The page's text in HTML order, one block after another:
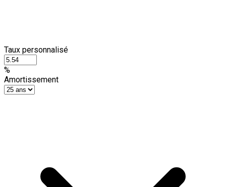
Taux personnalisé
%
Amortissement